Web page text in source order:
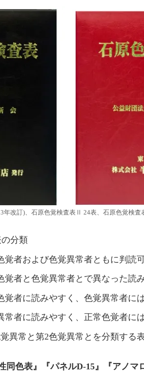
年改訂)、石原色覚検査表Ⅱ 24表、石原色覚検
分類
覚者および色覚異常者ともに判読
覚者と色覚異常者とで異なった読
覚者に読みやすく、色覚異常者に
常者に読みやすく、正常色覚者に
異常と第2色覚異常とを分類する
同色表』『パネルD-15』『アノ